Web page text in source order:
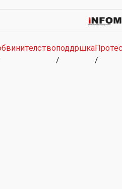
поддршка
/
/